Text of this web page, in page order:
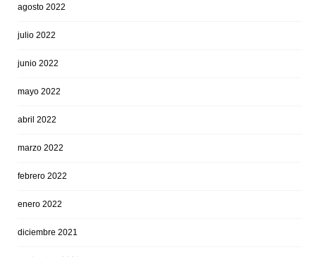
agosto 2022
julio 2022
junio 2022
mayo 2022
abril 2022
marzo 2022
febrero 2022
enero 2022
diciembre 2021